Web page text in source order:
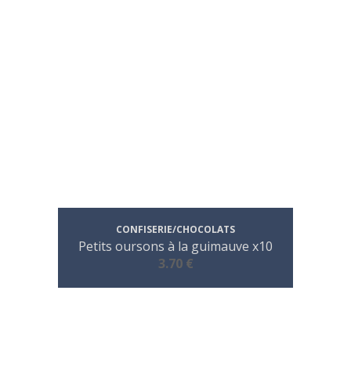
CONFISERIE/CHOCOLATS
Petits oursons à la guimauve x10
3.70 €